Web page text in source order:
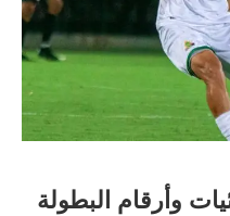
وأرقام البطولة